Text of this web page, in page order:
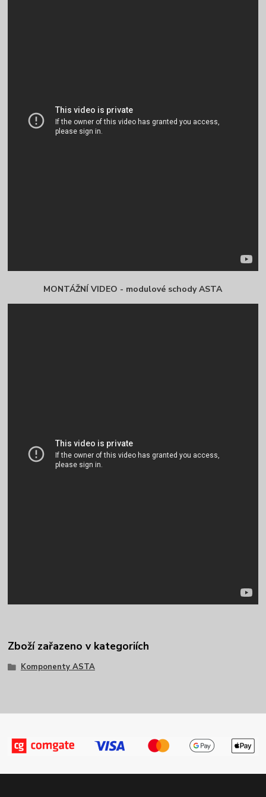
MONTÁŽNÍ VIDEO - modulové schody ASTA
Zboží zařazeno v kategoriích
Komponenty ASTA